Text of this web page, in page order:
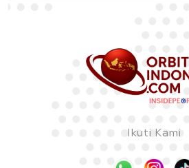
Ikuti Kami